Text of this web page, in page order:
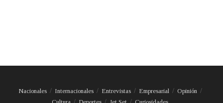
Nacionales Internacionales Entrevistas Empresarial
Opinión